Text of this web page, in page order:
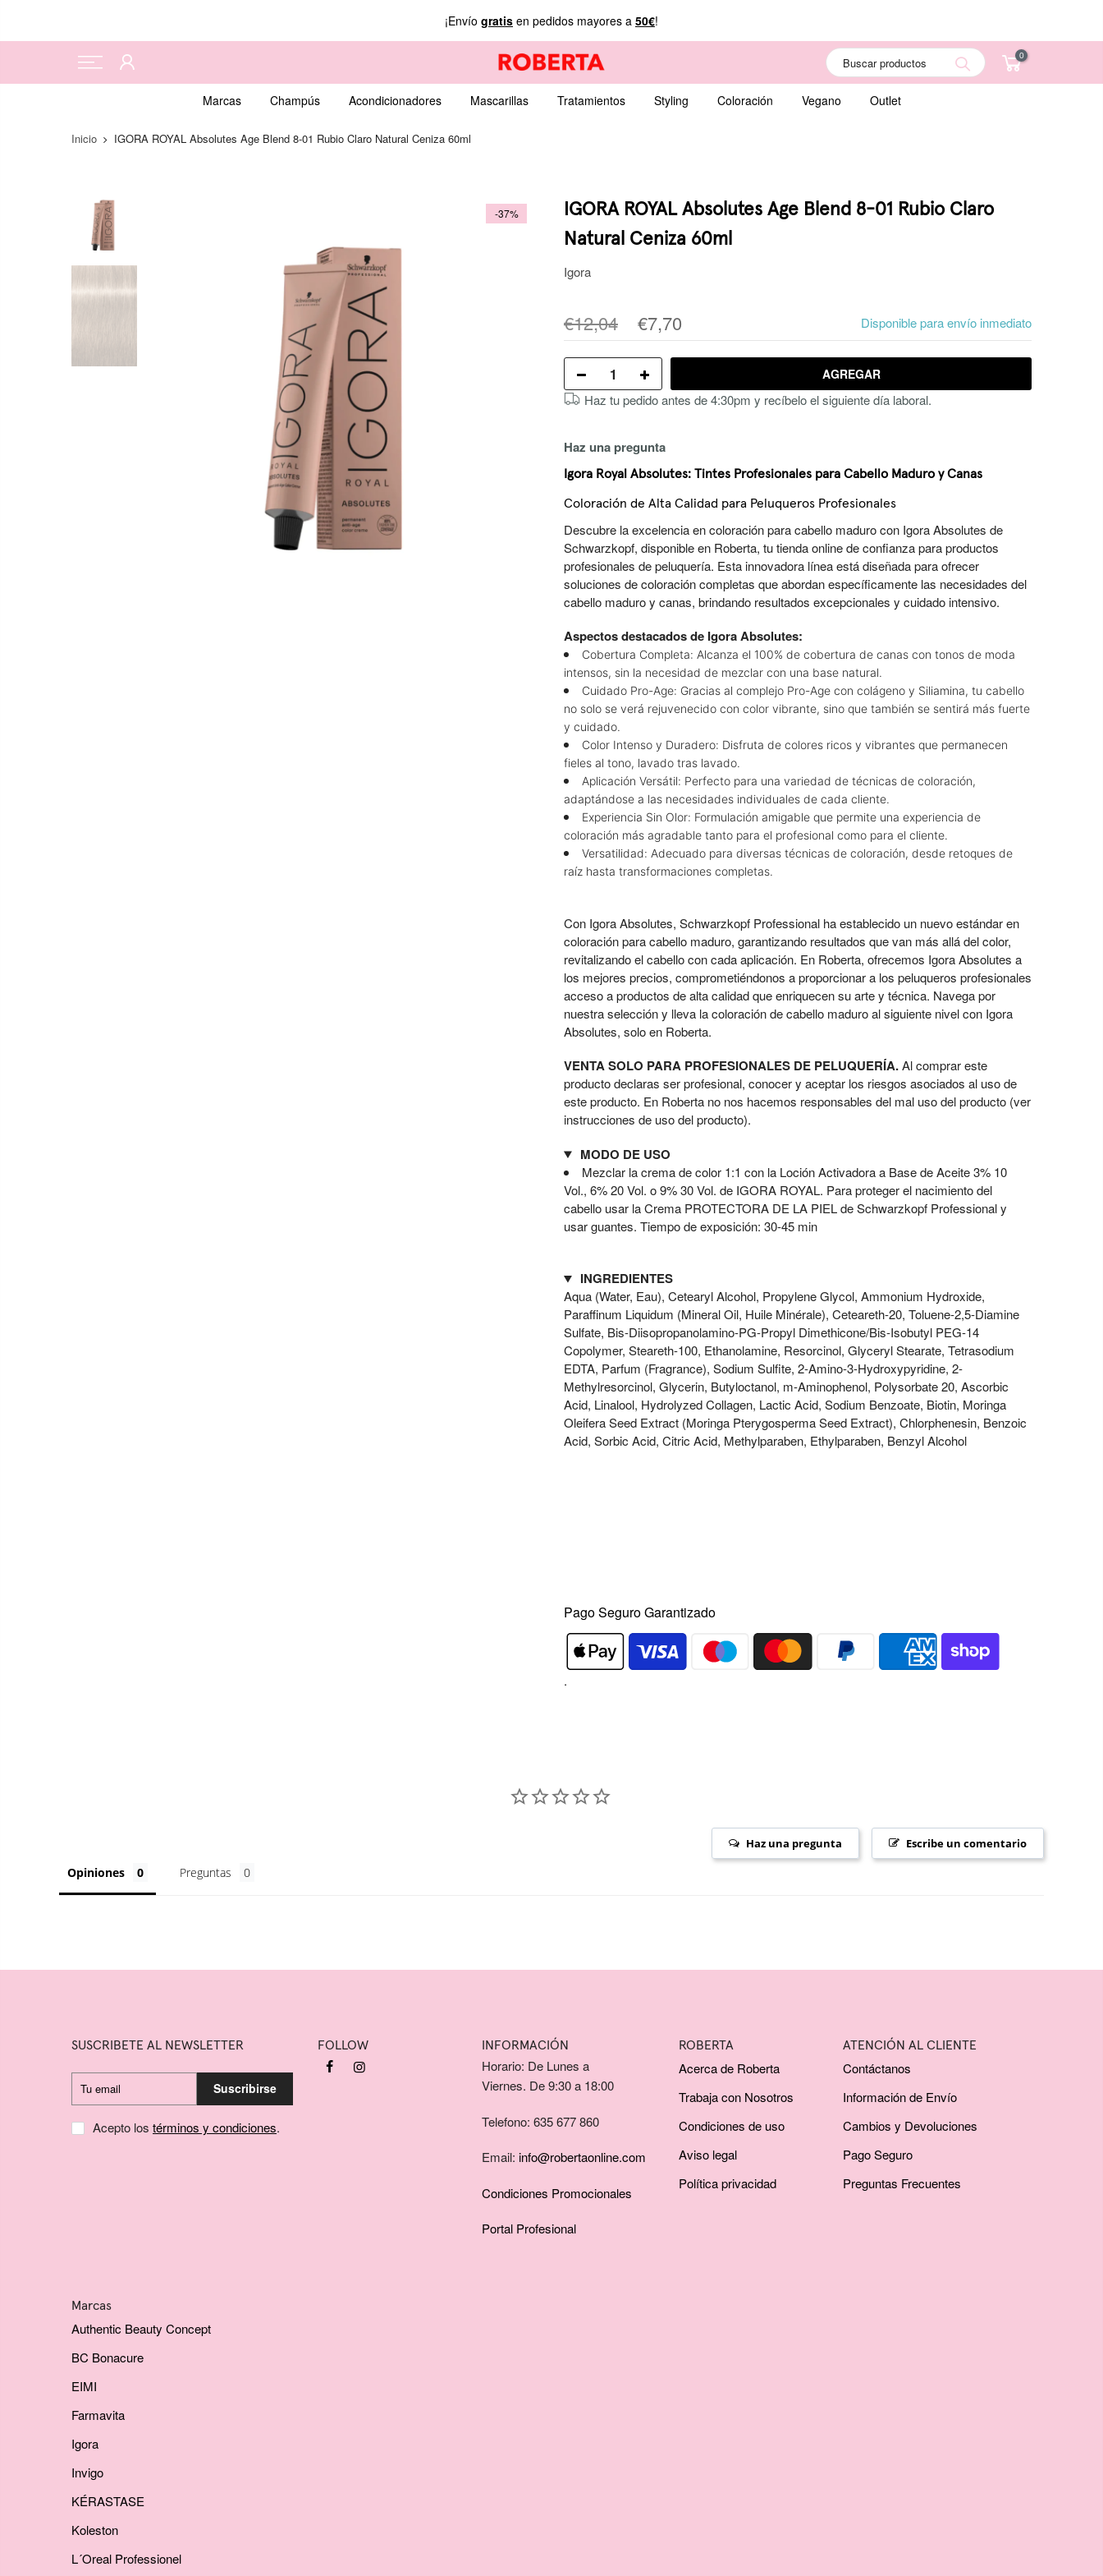
¡Envío gratis en pedidos mayores a 50€!
Search0
Marcas Champús Acondicionadores Mascarillas Tratamientos Styling Coloración Vegano Outlet
Inicio IGORA ROYAL Absolutes Age Blend 8-01 Rubio Claro Natural Ceniza 60ml
-37%
IGORA ROYAL Absolutes Age Blend 8-01 Rubio Claro
Natural Ceniza 60ml
Igora
€12,04 €7,70 Disponible para envío inmediato
AGREGAR
Haz tu pedido antes de 4:30pm y recíbelo el siguiente día laboral.
Haz una pregunta
Igora Royal Absolutes: Tintes Profesionales para Cabello Maduro y Canas
Coloración de Alta Calidad para Peluqueros Profesionales
Descubre la excelencia en coloración para cabello maduro con Igora Absolutes de
Schwarzkopf, disponible en Roberta, tu tienda online de confianza para productos
profesionales de peluquería. Esta innovadora línea está diseñada para ofrecer
soluciones de coloración completas que abordan específicamente las necesidades del
cabello maduro y canas, brindando resultados excepcionales y cuidado intensivo.
Aspectos destacados de Igora Absolutes:
Cobertura Completa: Alcanza el 100% de cobertura de canas con tonos de moda
intensos, sin la necesidad de mezclar con una base natural.
Cuidado Pro-Age: Gracias al complejo Pro-Age con colágeno y Siliamina, tu cabello
no solo se verá rejuvenecido con color vibrante, sino que también se sentirá más fuerte
y cuidado.
Color Intenso y Duradero: Disfruta de colores ricos y vibrantes que permanecen
fieles al tono, lavado tras lavado.
Aplicación Versátil: Perfecto para una variedad de técnicas de coloración,
adaptándose a las necesidades individuales de cada cliente.
Experiencia Sin Olor: Formulación amigable que permite una experiencia de
coloración más agradable tanto para el profesional como para el cliente.
Versatilidad: Adecuado para diversas técnicas de coloración, desde retoques de
raíz hasta transformaciones completas.
Con Igora Absolutes, Schwarzkopf Professional ha establecido un nuevo estándar en
coloración para cabello maduro, garantizando resultados que van más allá del color,
revitalizando el cabello con cada aplicación. En Roberta, ofrecemos Igora Absolutes a
los mejores precios, comprometiéndonos a proporcionar a los peluqueros profesionales
acceso a productos de alta calidad que enriquecen su arte y técnica. Navega por
nuestra selección y lleva la coloración de cabello maduro al siguiente nivel con Igora
Absolutes, solo en Roberta.
VENTA SOLO PARA PROFESIONALES DE PELUQUERÍA.Al comprar este
producto declaras ser profesional, conocer y aceptar los riesgos asociados al uso de
este producto. En Roberta no nos hacemos responsables del mal uso del producto (ver
instrucciones de uso del producto).
MODO DE USO
Mezclar la crema de color 1:1 con la Loción Activadora a Base de Aceite 3% 10
Vol., 6% 20 Vol. o 9% 30 Vol. de IGORA ROYAL. Para proteger el nacimiento del
cabello usar la Crema PROTECTORA DE LA PIEL de Schwarzkopf Professional y
usar guantes. Tiempo de exposición: 30-45 min
INGREDIENTES
Aqua (Water, Eau), Cetearyl Alcohol, Propylene Glycol, Ammonium Hydroxide,
Paraffinum Liquidum (Mineral Oil, Huile Minérale), Ceteareth-20, Toluene-2,5-Diamine
Sulfate, Bis-Diisopropanolamino-PG-Propyl Dimethicone/Bis-Isobutyl PEG-14
Copolymer, Steareth-100, Ethanolamine, Resorcinol, Glyceryl Stearate, Tetrasodium
EDTA, Parfum (Fragrance), Sodium Sulfite, 2-Amino-3-Hydroxypyridine, 2-
Methylresorcinol, Glycerin, Butyloctanol, m-Aminophenol, Polysorbate 20, Ascorbic
Acid, Linalool, Hydrolyzed Collagen, Lactic Acid, Sodium Benzoate, Biotin, Moringa
Oleifera Seed Extract (Moringa Pterygosperma Seed Extract), Chlorphenesin, Benzoic
Acid, Sorbic Acid, Citric Acid, Methylparaben, Ethylparaben, Benzyl Alcohol
Pago Seguro Garantizado
.
Escribe un comentario
Haz una pregunta
Opiniones Preguntas
SUSCRIBETE AL NEWSLETTER
Suscribirse
Acepto los términos y condiciones.
FOLLOW INFORMACIÓN
Horario: De Lunes a
Viernes. De 9:30 a 18:00
Telefono: 635 677 860
Email: info@robertaonline.com
Condiciones Promocionales
Portal Profesional
ROBERTA
Acerca de Roberta
Trabaja con Nosotros
Condiciones de uso
Aviso legal
Política privacidad
ATENCIÓN AL CLIENTE
Contáctanos
Información de Envío
Cambios y Devoluciones
Pago Seguro
Preguntas Frecuentes
Marcas
Authentic Beauty Concept
BC Bonacure
EIMI
Farmavita
Igora
Invigo
KÉRASTASE
Koleston
L´Oreal Professionel